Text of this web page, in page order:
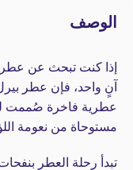
الوصف
إذا كنت تبحث عن عطر
آنٍ واحد، فإن عطر
عطرية فاخرة صُممت
مستوحاة من نعومة
تبدأ رحلة العطر